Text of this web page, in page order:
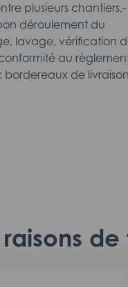
plusieurs chantiers,-
déroulement du
lavage, vérification
au
bordereaux de